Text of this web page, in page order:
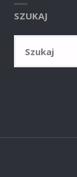
SZUKAJ